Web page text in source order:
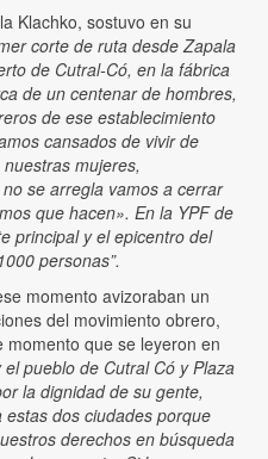
Klachko, sostuvo en su
corte de ruta desde Zapala
de Cutral-Có, en la fábrica
de un centenar de hombres,
de ese establecimiento
cansados de vivir de
mujeres,
se arregla vamos a cerrar
que hacen». En la YPF de
principal y el epicentro del
personas”.
momento avizoraban un
del movimiento obrero,
que se leyeron en
el pueblo de Cutral Có y Plaza
la dignidad de su gente,
dos ciudades porque
derechos en búsqueda